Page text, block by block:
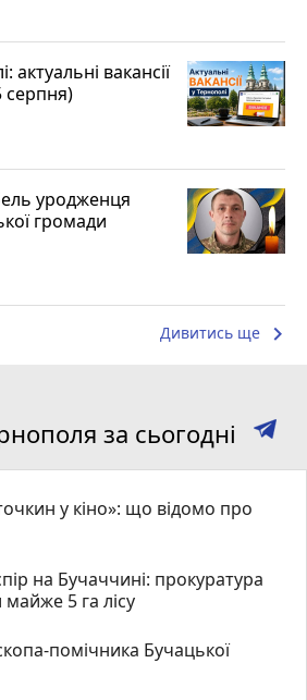
актуальні вакансії
серпня)
уродженця
громади
Дивитись ще keyboard_arrow_right
за сьогодні
у кіно»: що відомо про
на Бучаччині: прокуратура
5 га лісу
помічника Бучацької